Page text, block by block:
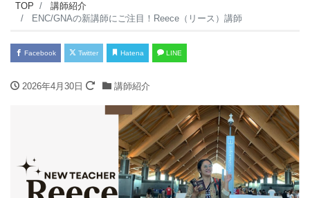
TOP
講師紹介
ENC/GNAの新講師にご注目！Reece（リース）講師
Facebook Twitter Hatena LINE
2026年4月30日 講師紹介